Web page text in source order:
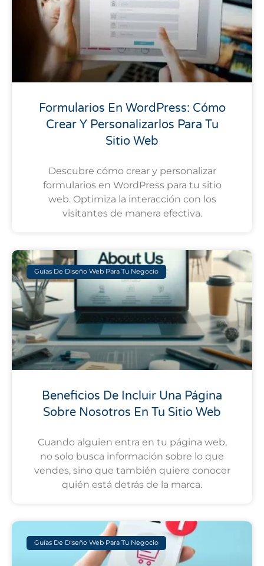
Formularios En WordPress: Cómo
Crear Y Personalizarlos Para Tu
Sitio Web
Descubre cómo crear y personalizar
formularios en WordPress para tu sitio
web. Optimiza la interacción con los
visitantes de manera efectiva.
Guías De Diseño Web Para Tu Negocio
Beneficios De Incluir Una Página
Sobre Nosotros En Tu Sitio Web
Cuando alguien entra en tu página web,
no solo busca información sobre lo que
vendes, sino que también quiere conocer
quién está detrás de la marca.
Guías De Diseño Web Para Tu Negocio